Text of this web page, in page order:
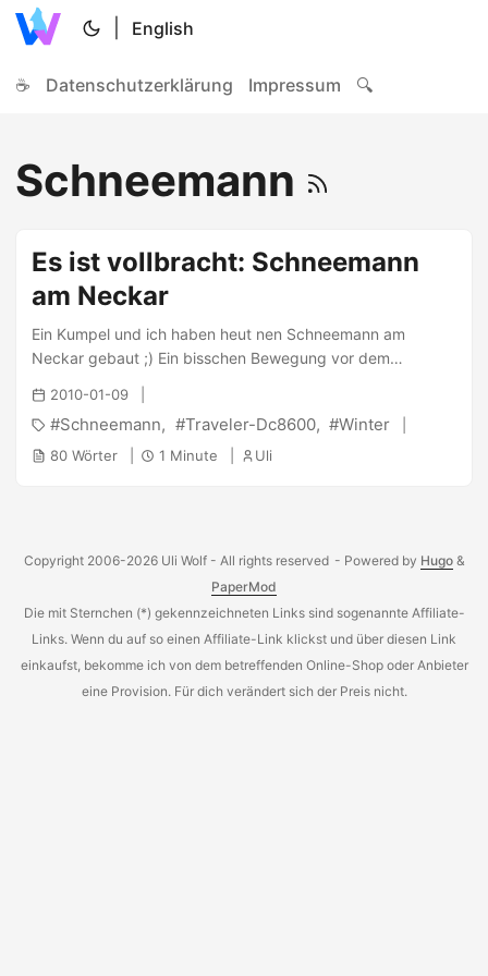
English
☕ Datenschutzerklärung Impressum 🔍
Schneemann
Es ist vollbracht: Schneemann
am Neckar
Ein Kumpel und ich haben heut nen Schneemann am
Neckar gebaut ;) Ein bisschen Bewegung vor dem
Kaffeetrinken muss auch sein. Letzte Nacht fielen, dank
Daisy, rund 6cm Schnee in Mannheim, sodass wir da heute
die ideale Chance hatten. Gepappt hat er leider nicht, aber
mit Gewalt geht alles ;) PS: Ja, die Kamera ist meine alte
2010-01-09
Schneemann Traveler-Dc8600 Winter
80 Wörter 1 Minute Uli
Copyright 2006-2026 Uli Wolf - All rights reserved - Powered by Hugo &
PaperMod
Die mit Sternchen (*) gekennzeichneten Links sind sogenannte Affiliate-
Links. Wenn du auf so einen Affiliate-Link klickst und über diesen Link
einkaufst, bekomme ich von dem betreffenden Online-Shop oder Anbieter
eine Provision. Für dich verändert sich der Preis nicht.